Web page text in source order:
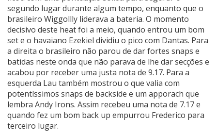
segundo lugar durante algum tempo, enquanto que o
brasileiro Wiggollly liderava a bateria. O momento
decisivo deste heat foi a meio, quando entrou um bom
set e o havaiano Ezekiel dividiu o pico com Dantas. Para
a direita o brasileiro não parou de dar fortes snaps e
batidas neste onda que não parava de lhe dar secções e
acabou por receber uma justa nota de 9.17. Para a
esquerda Lau também mostrou o que valia com
potentíssimos snaps de backside e um apporach que
lembra Andy Irons. Assim recebeu uma nota de 7.17 e
quando fez um bom back up empurrou Frederico para
terceiro lugar.